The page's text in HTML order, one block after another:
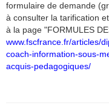
formulaire de demande
à consulter la tarification
à la page "FORMULES
www.fscfrance.fr/articles/
coach-information-sous-
acquis-pedagogiques/